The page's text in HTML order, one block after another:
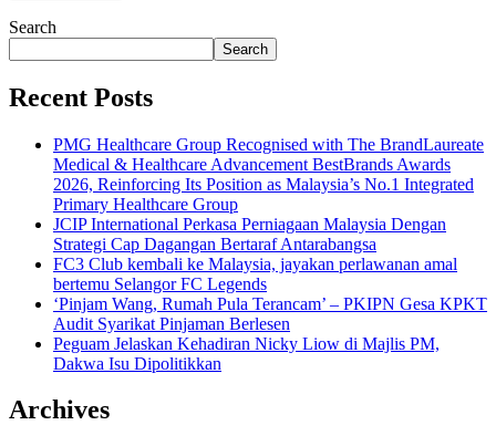
Search
Search
Recent Posts
PMG Healthcare Group Recognised with The BrandLaureate
Medical & Healthcare Advancement BestBrands Awards
2026, Reinforcing Its Position as Malaysia’s No.1 Integrated
Primary Healthcare Group
JCIP International Perkasa Perniagaan Malaysia Dengan
Strategi Cap Dagangan Bertaraf Antarabangsa
FC3 Club kembali ke Malaysia, jayakan perlawanan amal
bertemu Selangor FC Legends
‘Pinjam Wang, Rumah Pula Terancam’ – PKIPN Gesa KPKT
Audit Syarikat Pinjaman Berlesen
Peguam Jelaskan Kehadiran Nicky Liow di Majlis PM,
Dakwa Isu Dipolitikkan
Archives